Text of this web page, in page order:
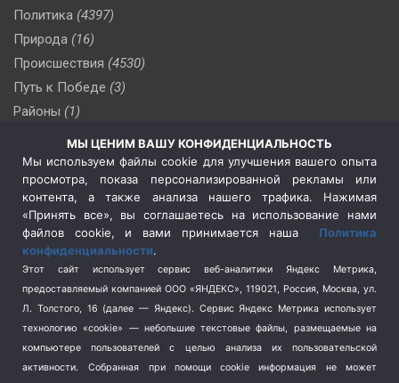
Политика (4397)
Природа (16)
Происшествия (4530)
Путь к Победе (3)
Районы (1)
(510)
Сельское хозяйство (3)
Социальная политика
(3)
Спецоперация в Украине
Спецоперация на Украине
(404)
Спорт (740)
Терроризм (1)
Транспорт (262)
Туризм (178)
Флот (76)
МЫ ЦЕНИМ ВАШУ КОНФИДЕНЦИАЛЬНОСТЬ
Мы используем файлы cookie для улучшения вашего опыта
просмотра, показа персонализированной рекламы или
контента, а также анализа нашего трафика. Нажимая
«Принять все», вы соглашаетесь на использование нами
файлов cookie, и вами принимается наша Политика
конфиденциальности.
Этот сайт использует сервис веб-аналитики Яндекс Метрика,
предоставляемый компанией ООО «ЯНДЕКС», 119021, Россия, Москва, ул.
Л. Толстого, 16 (далее — Яндекс). Сервис Яндекс Метрика использует
технологию «cookie» — небольшие текстовые файлы, размещаемые на
компьютере пользователей с целью анализа их пользовательской
активности.
Собранная при помощи cookie информация не может